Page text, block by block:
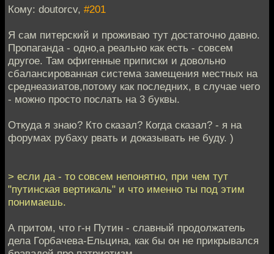
Кому: doutorcv, #201
Я сам питерский и проживаю тут достаточно давно.
Пропаганда - одно,а реально как есть - совсем
другое. Там офигенные приписки и довольно
сбалансированная система замещения местных на
среднеазиатов,потому как последних, в случае чего
- можно просто послать на 3 буквы.
Откуда я знаю? Кто сказал? Когда сказал? - я на
форумах рубаху рвать и доказывать не буду. )
> если да - то совсем непонятно, при чем тут
"путинская вертикаль" и что именно ты под этим
понимаешь.
А притом, что г-н Путин - славный продолжатель
дела Горбачева-Ельцина, как бы он не прикрывался